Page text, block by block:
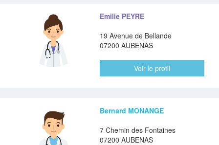
Emilie PEYRE
19 Avenue de Bellande
07200 AUBENAS
Voir le profil
Bernard MONANGE
7 Chemin des Fontaines
07200 AUBENAS